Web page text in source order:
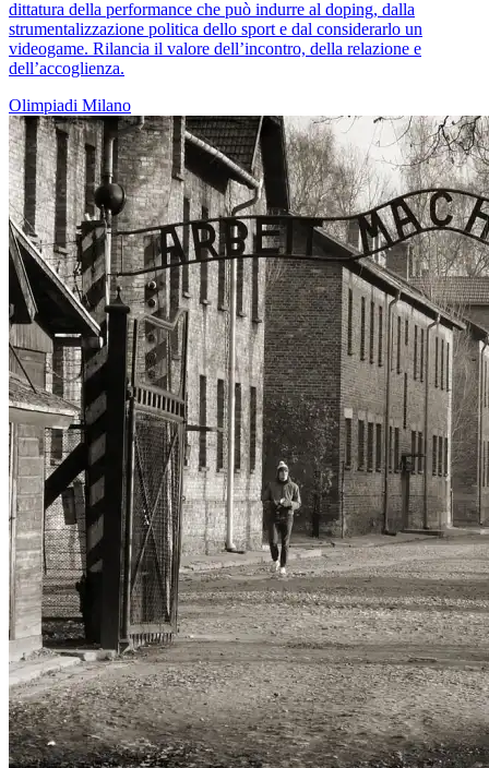
dittatura della performance che può indurre al doping, dalla
strumentalizzazione politica dello sport e dal considerarlo un
videogame. Rilancia il valore dell’incontro, della relazione e
dell’accoglienza.
Olimpiadi Milano